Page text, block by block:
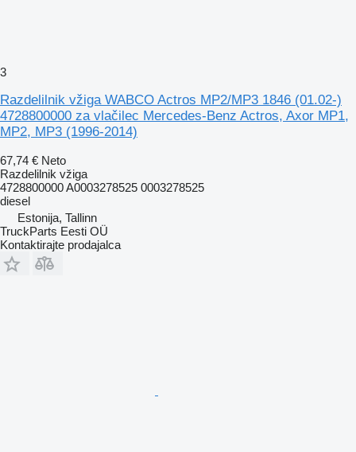
3
Razdelilnik vžiga WABCO Actros MP2/MP3 1846 (01.02-)
4728800000 za vlačilec Mercedes-Benz Actros, Axor MP1,
MP2, MP3 (1996-2014)
67,74 € Neto
Razdelilnik vžiga
4728800000 A0003278525 0003278525
diesel
Estonija, Tallinn
TruckParts Eesti OÜ
Kontaktirajte prodajalca